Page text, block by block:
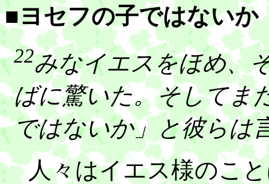
■ヨセフの子ではないか
22みなイエスをほめ、
ばに驚いた。そしてま
ではないか」と彼らは
人々はイエス様のこと